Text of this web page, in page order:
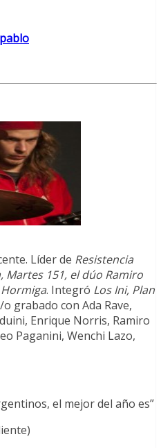
Líder de Resistencia
Martes 151, el dúo Ramiro
Hormiga. Integró Los Ini, Plan
grabado con Ada Rave,
Enrique Norris, Ramiro
Paganini, Wenchi Lazo,
el mejor del año es”